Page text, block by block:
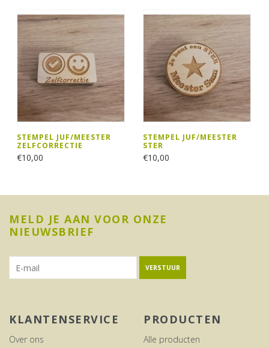
STEMPEL JUF/MEESTER
ZELFCORRECTIE
€10,00
STEMPEL JUF/MEESTER
STER
€10,00
MELD JE AAN VOOR ONZE
NIEUWSBRIEF
VERSTUUR
KLANTENSERVICE
Over ons
PRODUCTEN
Alle producten